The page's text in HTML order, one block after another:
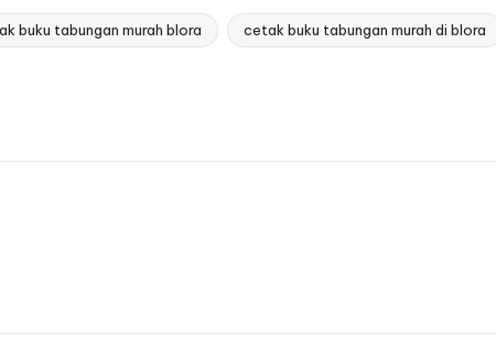
buku tabungan murah blora cetak buku tabungan murah di blora